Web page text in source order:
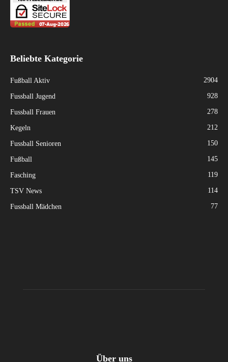
Beliebte Kategorie
Fußball Aktiv 2904
Fussball Jugend 928
Fussball Frauen 278
Kegeln 212
Fussball Senioren 150
Fußball 145
Fasching 119
TSV News 114
Fussball Mädchen 77
Über uns